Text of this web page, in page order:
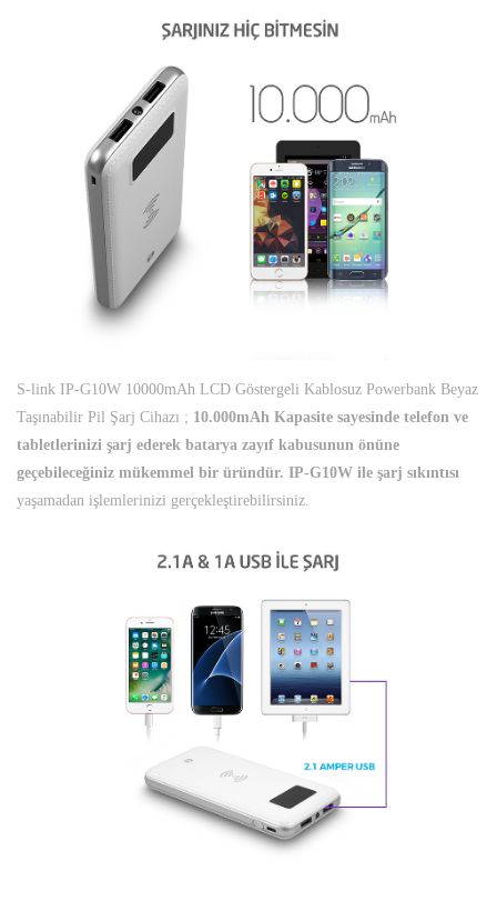
S-link IP-G10W 10000mAh LCD Göstergeli Kablosuz Powerbank Beyaz
Taşınabilir Pil Şarj Cihazı ; 10.000mAh Kapasite sayesinde telefon ve
tabletlerinizi şarj ederek batarya zayıf kabusunun önüne
geçebileceğiniz mükemmel bir üründür. IP-G10W ile şarj sıkıntısı
yaşamadan işlemlerinizi gerçekleştirebilirsiniz.